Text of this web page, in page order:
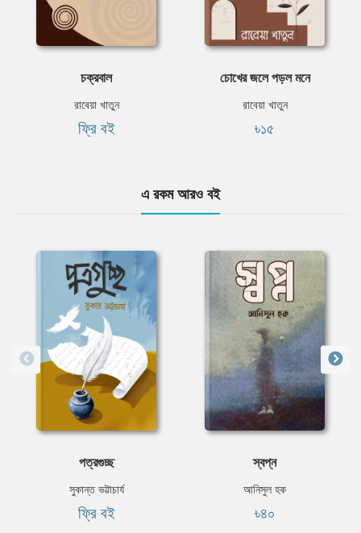
চক্রবাল
রাবেয়া খাতুন
ফ্রি বই
চোখের জলে পড়ল মনে
রাবেয়া খাতুন
৳১৫
এ রকম আরও বই
পত্রগুচ্ছ
সুকান্ত ভট্টাচার্য
ফ্রি বই
স্বপ্ন
আনিসুল হক
৳৪০